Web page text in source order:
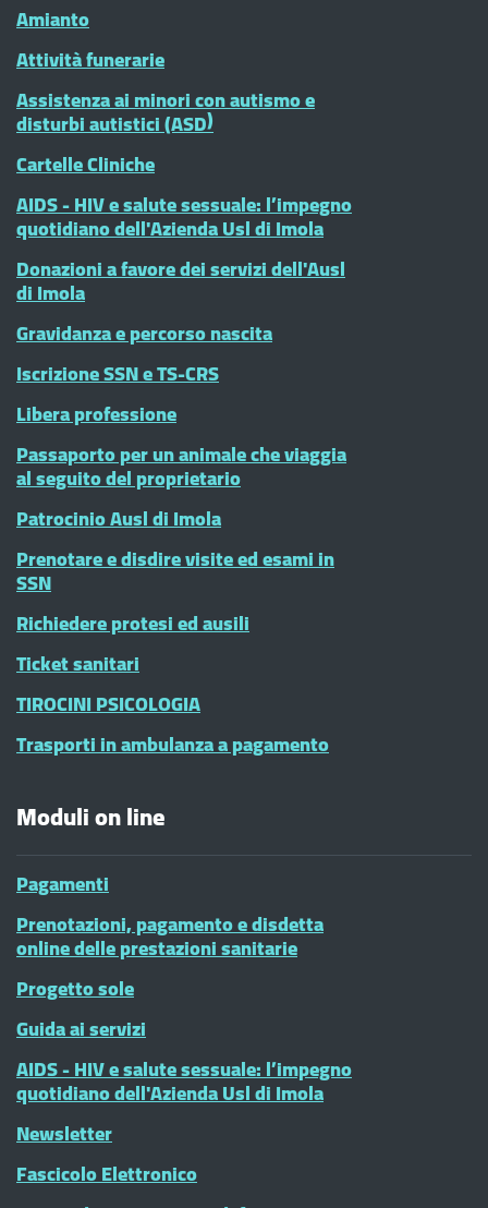
Amianto
Attività funerarie
Assistenza ai minori con autismo e
disturbi autistici (ASD)
Cartelle Cliniche
AIDS - HIV e salute sessuale: l’impegno
quotidiano dell'Azienda Usl di Imola
Donazioni a favore dei servizi dell'Ausl
di Imola
Gravidanza e percorso nascita
Iscrizione SSN e TS-CRS
Libera professione
Passaporto per un animale che viaggia
al seguito del proprietario
Patrocinio Ausl di Imola
Prenotare e disdire visite ed esami in
SSN
Richiedere protesi ed ausili
Ticket sanitari
TIROCINI PSICOLOGIA
Trasporti in ambulanza a pagamento
Moduli on line
Pagamenti
Prenotazioni, pagamento e disdetta
online delle prestazioni sanitarie
Progetto sole
Guida ai servizi
AIDS - HIV e salute sessuale: l’impegno
quotidiano dell'Azienda Usl di Imola
Newsletter
Fascicolo Elettronico